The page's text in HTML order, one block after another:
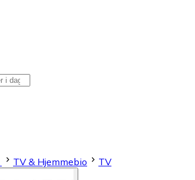
TV & Hjemmebio TV